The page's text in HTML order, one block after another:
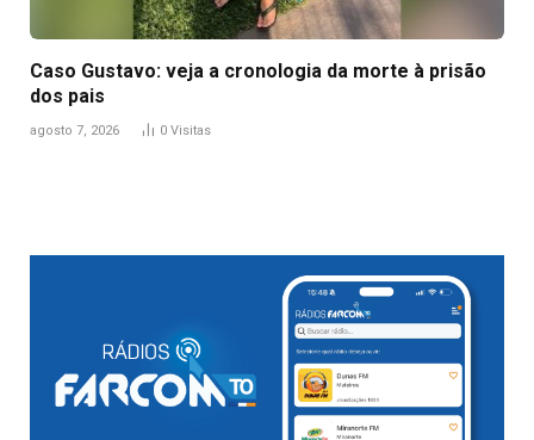
Caso Gustavo: veja a cronologia da morte à prisão
dos pais
agosto 7, 2026 0 Visitas